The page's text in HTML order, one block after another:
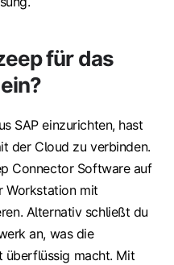
für das
SAP einzurichten, hast
der Cloud zu verbinden.
Connector Software auf
Workstation mit
Alternativ schließt du
an, was die
macht. Mit